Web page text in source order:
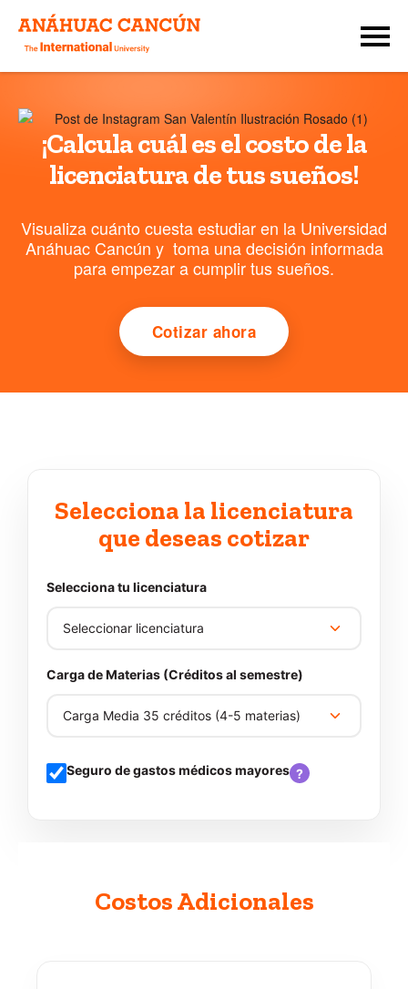
¡Calcula cuál es el costo de la
licenciatura de tus sueños!
Visualiza cuánto cuesta estudiar en la Universidad
Anáhuac Cancún y toma una decisión informada
para empezar a cumplir tus sueños.
Cotizar ahora
Selecciona la licenciatura
que deseas cotizar
Selecciona tu licenciatura
Carga de Materias (Créditos al semestre)
Seguro de gastos médicos mayores ?
Costos Adicionales